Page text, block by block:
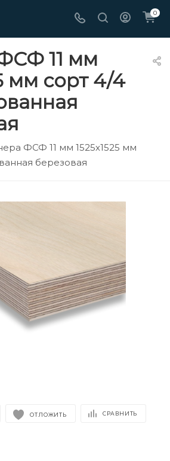
0
11 мм
мм сорт 4/4
ФСФ 11 мм 1525х1525 мм
березовая
ОТЛОЖИТЬ СРАВНИТЬ